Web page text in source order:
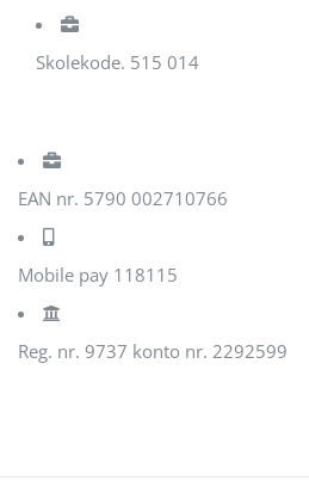
Skolekode. 515 014
EAN nr. 5790 002710766
Mobile pay 118115
Reg. nr. 9737 konto nr. 2292599